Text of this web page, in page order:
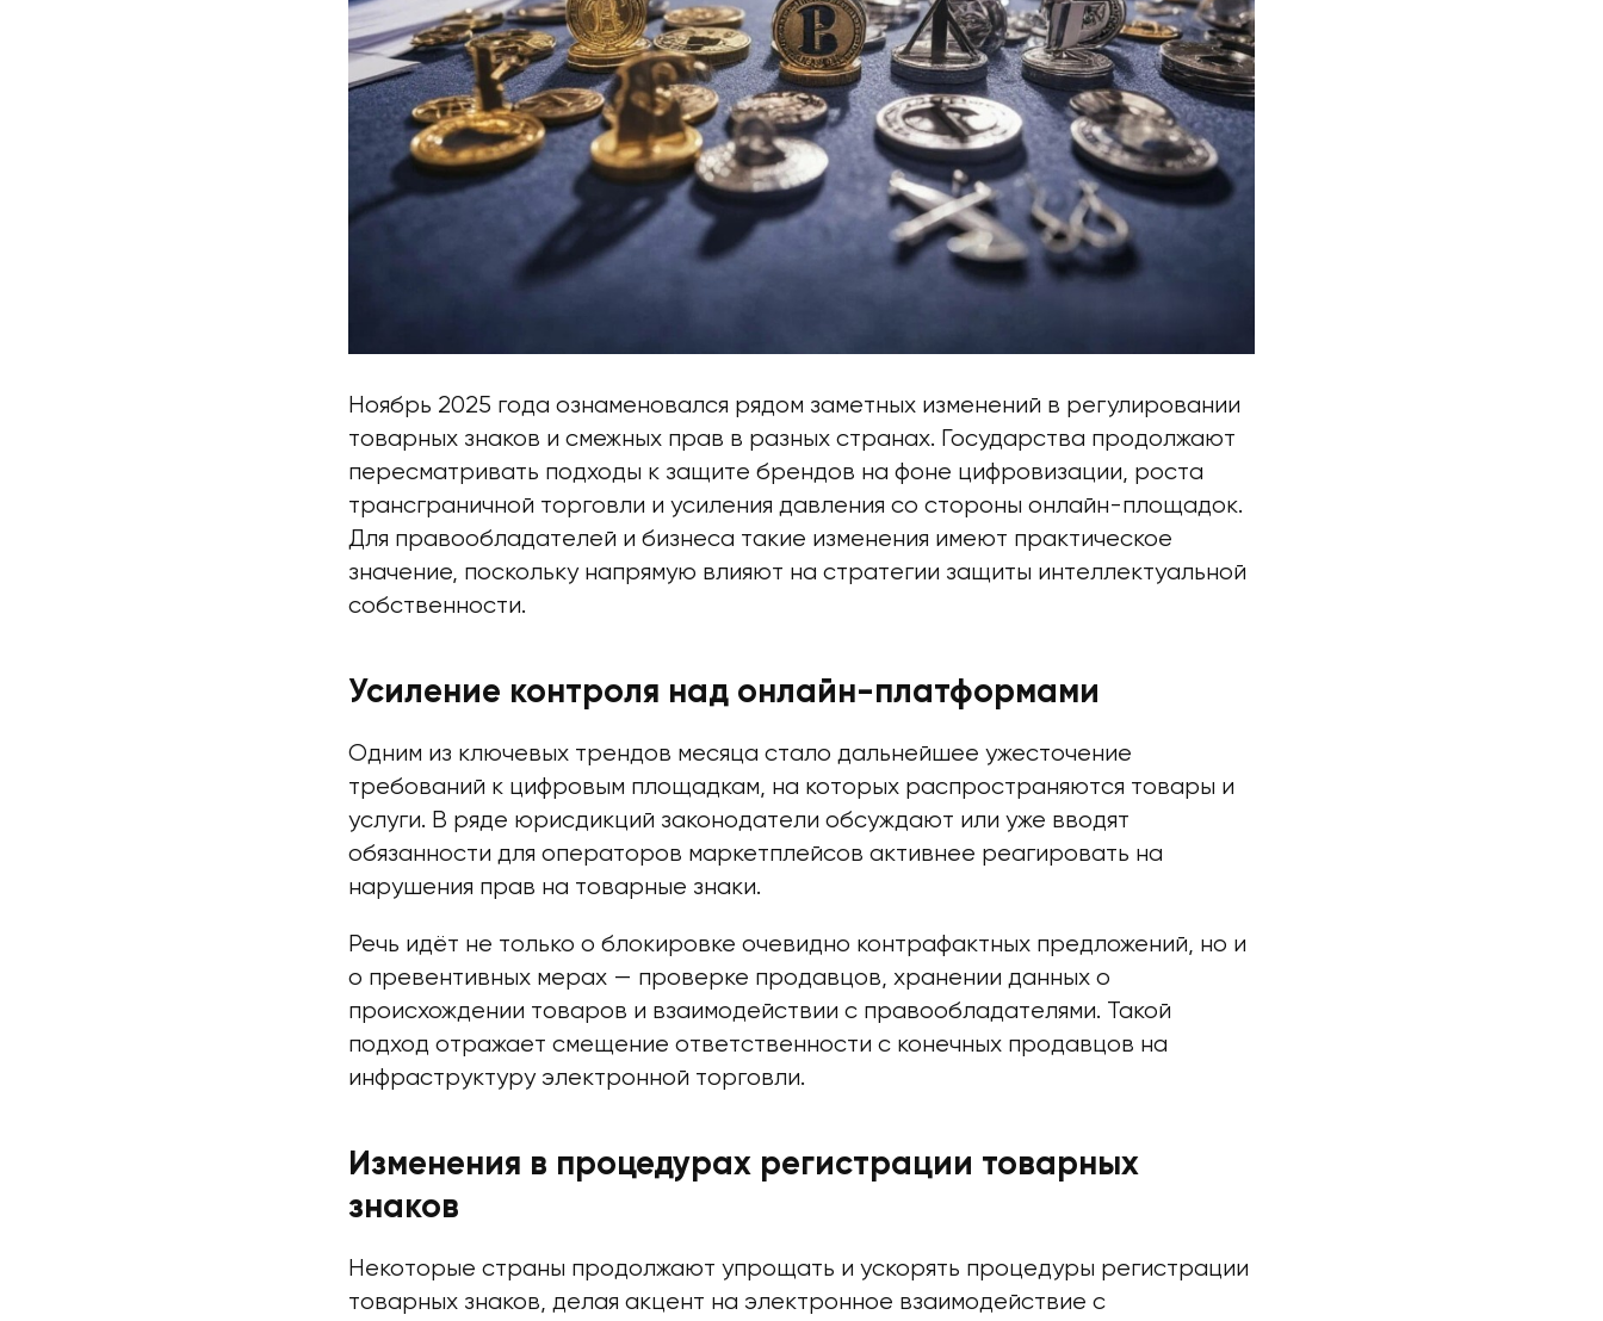
Ноябрь 2025 года ознаменовался рядом заметных изменений в регулировании
товарных знаков и смежных прав в разных странах. Государства продолжают
пересматривать подходы к защите брендов на фоне цифровизации, роста
трансграничной торговли и усиления давления со стороны онлайн-площадок.
Для правообладателей и бизнеса такие изменения имеют практическое
значение, поскольку напрямую влияют на стратегии защиты интеллектуальной
собственности.
Усиление контроля над онлайн-платформами
Одним из ключевых трендов месяца стало дальнейшее ужесточение
требований к цифровым площадкам, на которых распространяются товары и
услуги. В ряде юрисдикций законодатели обсуждают или уже вводят
обязанности для операторов маркетплейсов активнее реагировать на
нарушения прав на товарные знаки.
Речь идёт не только о блокировке очевидно контрафактных предложений, но и
о превентивных мерах — проверке продавцов, хранении данных о
происхождении товаров и взаимодействии с правообладателями. Такой
подход отражает смещение ответственности с конечных продавцов на
инфраструктуру электронной торговли.
Изменения в процедурах регистрации товарных
знаков
Некоторые страны продолжают упрощать и ускорять процедуры регистрации
товарных знаков, делая акцент на электронное взаимодействие с